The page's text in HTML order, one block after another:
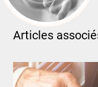
Articles